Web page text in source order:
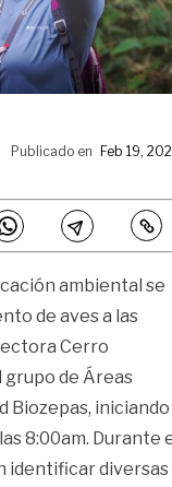
Publicado en Feb 19,
ambiental se
de aves a las
Cerro
grupo de Áreas
Biozepas, iniciando
8:00am. Durante
identificar diversas